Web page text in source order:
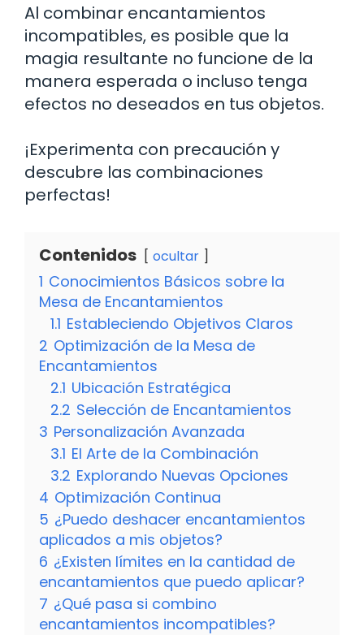
Al combinar encantamientos
incompatibles, es posible que la
magia resultante no funcione de la
manera esperada o incluso tenga
efectos no deseados en tus objetos.
¡Experimenta con precaución y
descubre las combinaciones
perfectas!
Contenidos ocultar
1 Conocimientos Básicos sobre la
Mesa de Encantamientos
1.1 Estableciendo Objetivos Claros
2 Optimización de la Mesa de
Encantamientos
2.1 Ubicación Estratégica
2.2 Selección de Encantamientos
3 Personalización Avanzada
3.1 El Arte de la Combinación
3.2 Explorando Nuevas Opciones
4 Optimización Continua
5 ¿Puedo deshacer encantamientos
aplicados a mis objetos?
6 ¿Existen límites en la cantidad de
encantamientos que puedo aplicar?
7 ¿Qué pasa si combino
encantamientos incompatibles?